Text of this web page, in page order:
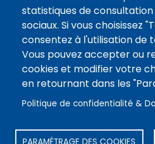
statistiques de
sociaux. Si vous choisissez
consentez à l'utilisation de
Vous pouvez accepter ou
cookies et modifier votre
en retournant dans les
Politique de confidentialité &
PARAMÉTRAGE DES COOKIES
nationaleLE SITE DE L’ASSEMBLÉE
Suivez-